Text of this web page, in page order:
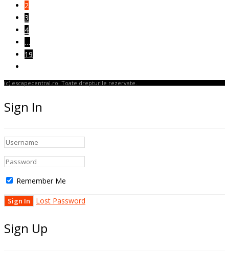
2
3
4
…
19
(c) escapecentral.ro. Toate drepturile rezervate.
Sign In
Remember Me
Lost Password
Sign Up